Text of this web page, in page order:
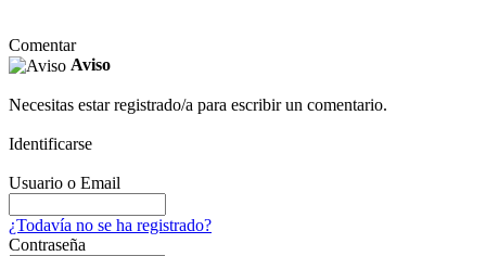
Comentar
Aviso
Necesitas estar registrado/a para escribir un comentario.
Identificarse
Usuario o Email
¿Todavía no se ha registrado?
Contraseña